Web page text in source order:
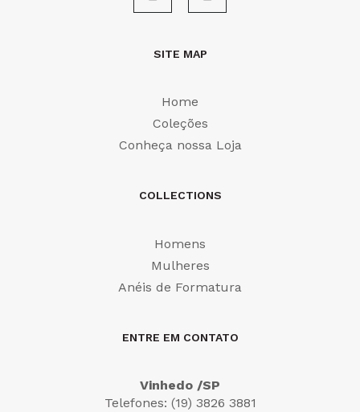
SITE MAP
Home
Coleções
Conheça nossa Loja
COLLECTIONS
Homens
Mulheres
Anéis de Formatura
ENTRE EM CONTATO
Vinhedo /SP
Telefones: (19) 3826 3881